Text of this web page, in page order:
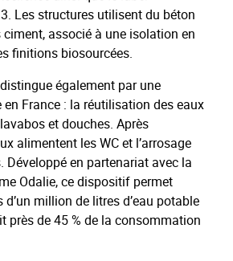
Les structures utilisent du béton
associé à une isolation en
finitions biosourcées.
également par une
France : la réutilisation des eaux
et douches. Après
alimentent les WC et l’arrosage
Développé en partenariat avec la
Odalie, ce dispositif permet
d’un million de litres d’eau potable
près de 45 % de la consommation